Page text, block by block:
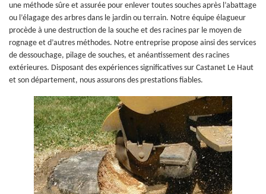
une méthode sûre et assurée pour enlever toutes souches après l’abattage
ou l’élagage des arbres dans le jardin ou terrain. Notre équipe élagueur
procède à une destruction de la souche et des racines par le moyen de
rognage et d’autres méthodes. Notre entreprise propose ainsi des services
de dessouchage, pilage de souches, et anéantissement des racines
extérieures. Disposant des expériences significatives sur Castanet Le Haut
et son département, nous assurons des prestations fiables.